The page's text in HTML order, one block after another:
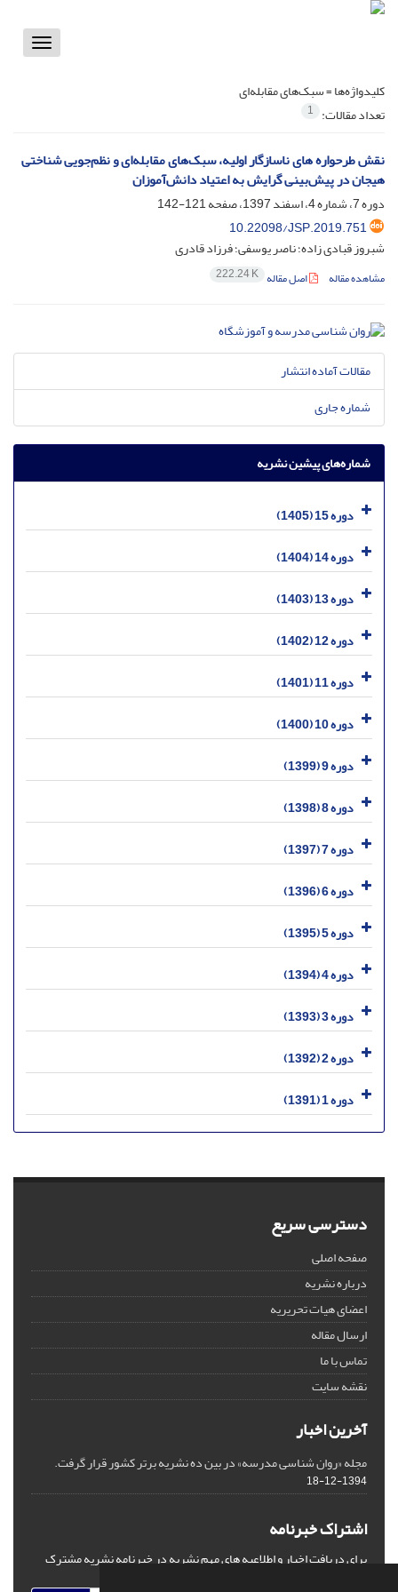
Toggle
کلیدواژه‌ها =سبک‌های مقابله‌ای
تعداد مقالات: 1
نقش طرحواره های ناسازگار اولیه، سبک‌های مقابله‌ای و نظم‌جویی شناختی
هیجان در پیش‌بینی گرایش به اعتیاد دانش‌آموزان
دوره 7، شماره 4، اسفند 1397، صفحه
121-142
10.22098/JSP.2019.751
شبروز قبادی زاده؛ ناصر یوسفی؛ فرزاد قادری
مشاهده مقاله اصل مقاله 222.24 K
مقالات آماده انتشار
شماره جاری
شماره‌های پیشین نشریه
دوره 15 (1405)
دوره 14 (1404)
دوره 13 (1403)
دوره 12 (1402)
دوره 11 (1401)
دوره 10 (1400)
دوره 9 (1399)
دوره 8 (1398)
دوره 7 (1397)
دوره 6 (1396)
دوره 5 (1395)
دوره 4 (1394)
دوره 3 (1393)
دوره 2 (1392)
دوره 1 (1391)
دسترسی سریع
صفحه اصلی
درباره نشریه
اعضای هیات تحریریه
ارسال مقاله
تماس با ما
نقشه سایت
آخرین اخبار
مجله «روان شناسی مدرسه» در بین ده نشریه برتر کشور قرار گرفت.
1394-12-18
اشتراک خبرنامه
برای دریافت اخبار و اطلاعیه های مهم نشریه در خبرنامه نشریه مشترک